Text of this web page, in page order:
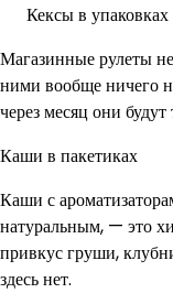
Кексы в упаковках
Магазинные рулеты
ними вообще ничего
через месяц они
Каши в пакетиках
Каши с
натуральным, — это
привкус груши,
здесь нет.